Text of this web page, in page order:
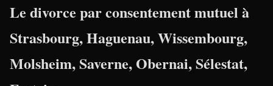
Le divorce par consentement mutuel à
Strasbourg, Haguenau, Wissembourg,
Molsheim, Saverne, Obernai, Sélestat,